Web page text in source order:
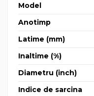
Model
Anotimp
Latime (mm)
Inaltime (%)
Diametru (inch)
Indice de sarcina